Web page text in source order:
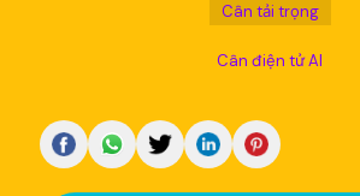
Cân tải trọng
Cân điện tử AI